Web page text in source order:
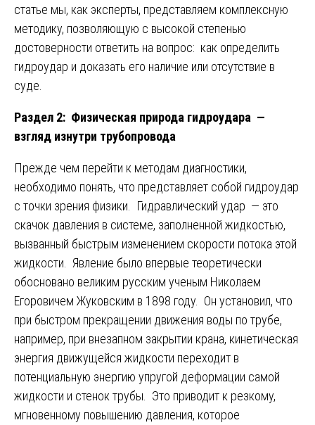
статье мы, как эксперты, представляем комплексную
методику, позволяющую с высокой степенью
достоверности ответить на вопрос: как определить
гидроудар и доказать его наличие или отсутствие в
суде.
Раздел 2: Физическая природа гидроудара —
взгляд изнутри трубопровода
Прежде чем перейти к методам диагностики,
необходимо понять, что представляет собой гидроудар
с точки зрения физики. Гидравлический удар — это
скачок давления в системе, заполненной жидкостью,
вызванный быстрым изменением скорости потока этой
жидкости. Явление было впервые теоретически
обосновано великим русским ученым Николаем
Егоровичем Жуковским в 1898 году. Он установил, что
при быстром прекращении движения воды по трубе,
например, при внезапном закрытии крана, кинетическая
энергия движущейся жидкости переходит в
потенциальную энергию упругой деформации самой
жидкости и стенок трубы. Это приводит к резкому,
мгновенному повышению давления, которое